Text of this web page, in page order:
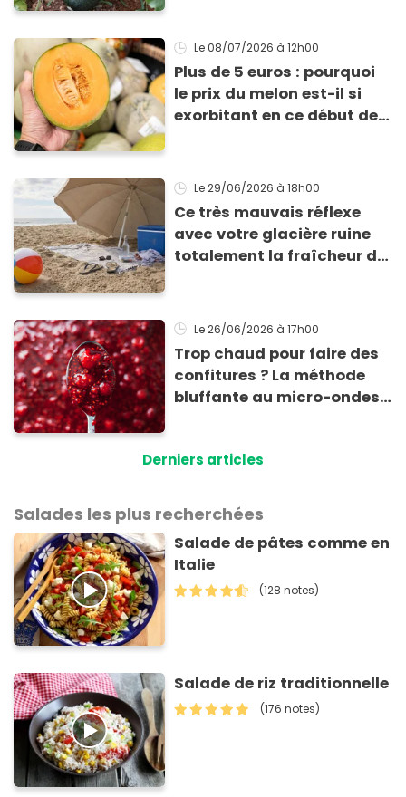
l’été !
Le 08/07/2026 à 12h00
Plus de 5 euros : pourquoi
le prix du melon est-il si
exorbitant en ce début de
Le 29/06/2026 à 18h00
Ce très mauvais réflexe
avec votre glacière ruine
totalement la fraîcheur de
Le 26/06/2026 à 17h00
Trop chaud pour faire des
confitures ? La méthode
bluffante au micro-ondes
Derniers articles
Salades les plus recherchées
Salade de pâtes comme en
Italie
(128 notes)
Salade de riz traditionnelle
(176 notes)